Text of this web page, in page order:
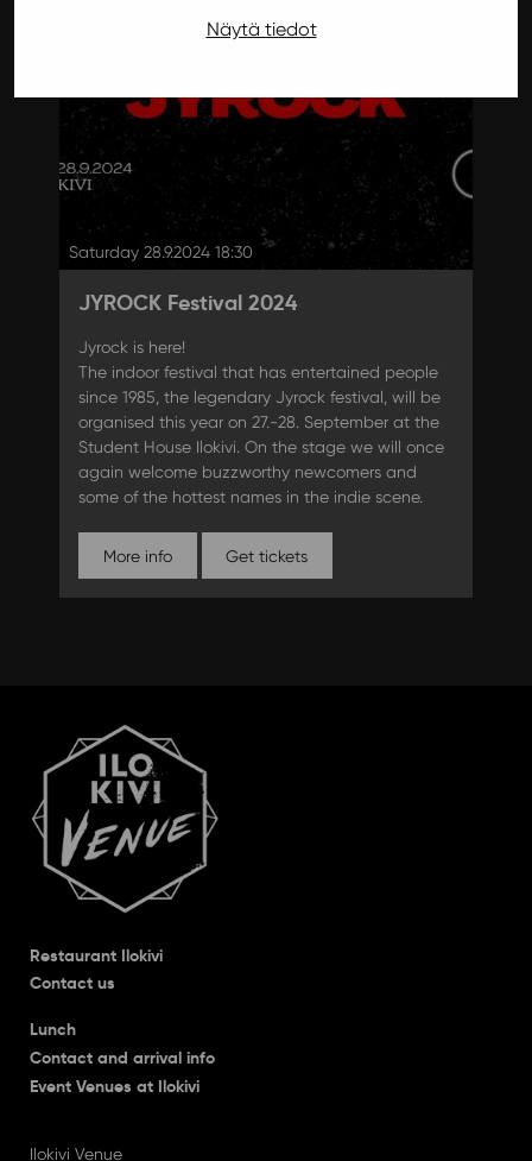
Näytä tiedot
Saturday 28.9.2024 18:30
JYROCK Festival 2024
Jyrock is here!
The indoor festival that has entertained people
since 1985, the legendary Jyrock festival, will be
organised this year on 27.-28. September at the
Student House Ilokivi. On the stage we will once
again welcome buzzworthy newcomers and
some of the hottest names in the indie scene.
More info Get tickets
Restaurant Ilokivi
Contact us
Lunch
Contact and arrival info
Event Venues at Ilokivi
Ilokivi Venue